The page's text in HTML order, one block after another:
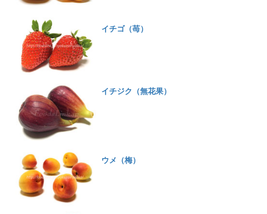
イチゴ（苺）
イチジク（無花果）
ウメ（梅）